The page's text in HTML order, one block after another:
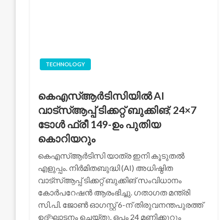
TECHNOLOGY
കെഎസ്ആർടിസിയിൽ AI
വാട്സ്ആപ്പ് ടിക്കറ്റ് ബുക്കിങ്; 24×7
ടോൾ ഫ്രീ 149-ഉം പുതിയ
കൊറിയറും
കെഎസ്ആർടിസി യാത്ര ഇനി കൂടുതൽ
എളുപ്പം. നിർമിതബുദ്ധി (AI) അധിഷ്ഠിത
വാട്സ്ആപ്പ് ടിക്കറ്റ് ബുക്കിങ് സംവിധാനം
കോർപറേഷൻ ആരംഭിച്ചു. ഗതാഗത മന്ത്രി
സി.പി. ജോൺ ഓഗസ്റ്റ് 6-ന് തിരുവനന്തപുരത്ത്
ഉദ്ഘാടനം ചെയ്തു. ഒപ്പം 24 മണിക്കൂറും